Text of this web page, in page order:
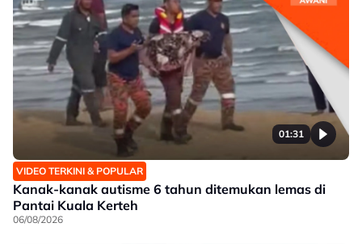
01:31
VIDEO TERKINI & POPULAR
Kanak-kanak autisme 6 tahun ditemukan lemas di
Pantai Kuala Kerteh
06/08/2026